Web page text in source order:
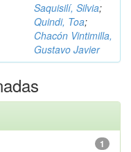
Saquisilí, Silvia;
Quindi, Toa;
Chacón Vintimilla,
Gustavo Javier
1